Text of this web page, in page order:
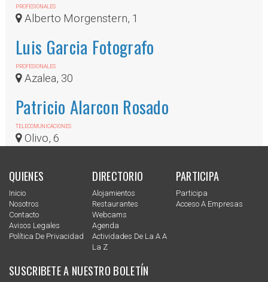
PROFESIONALES
Alberto Morgenstern, 1
Luis Garcia Fotografo
PROFESIONALES
Azalea, 30
Patricio Alarcon Rosado
TELECOMUNICACIONES
Olivo, 6
QUIENES
Inicio
Nosotros
Contacto
Avisos Legales
Política De Privacidad
DIRECTORIO
Alojamientos
Restaurantes
Webcams
Agenda
Actividades De La A A
La Z
PARTICIPA
Participa
Acceso A Empresas
SUSCRIBETE A NUESTRO BOLETÍN